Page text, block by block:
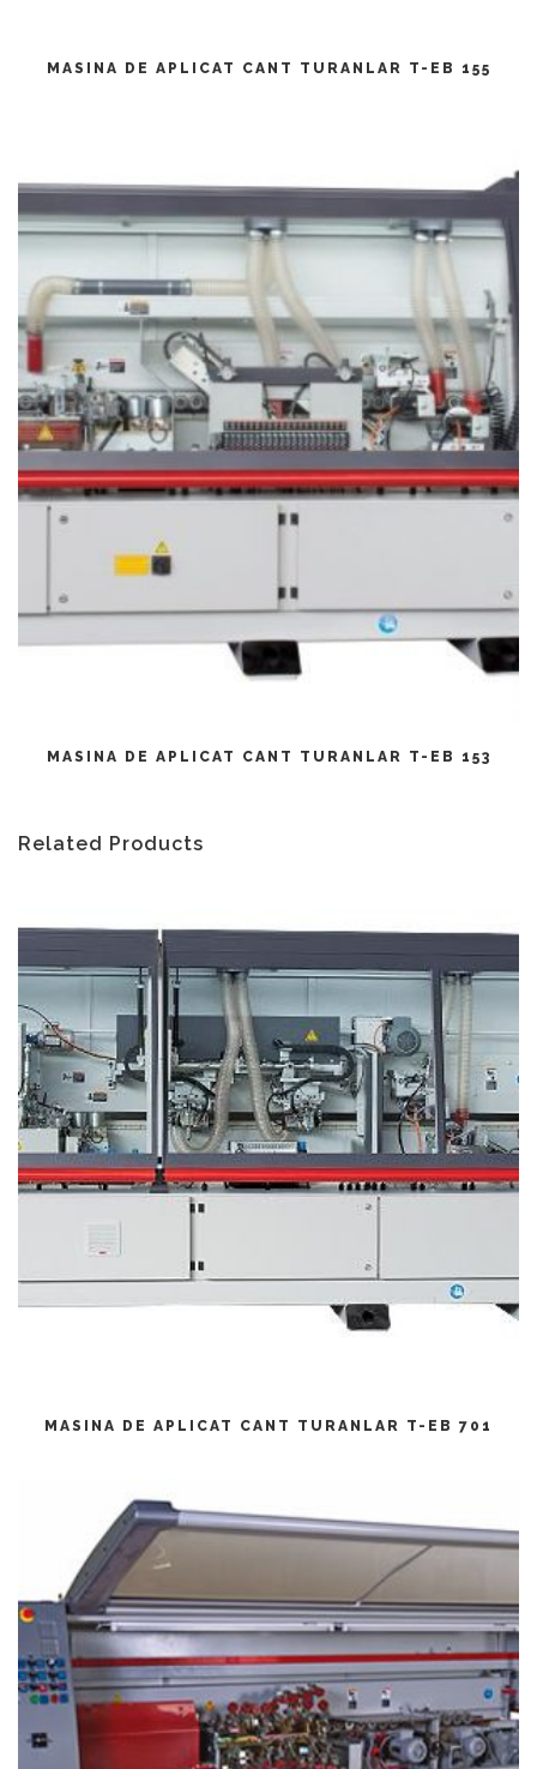
MASINA DE APLICAT CANT TURANLAR T-EB 155
MASINA DE APLICAT CANT TURANLAR T-EB 153
Related Products
MASINA DE APLICAT CANT TURANLAR T-EB 701